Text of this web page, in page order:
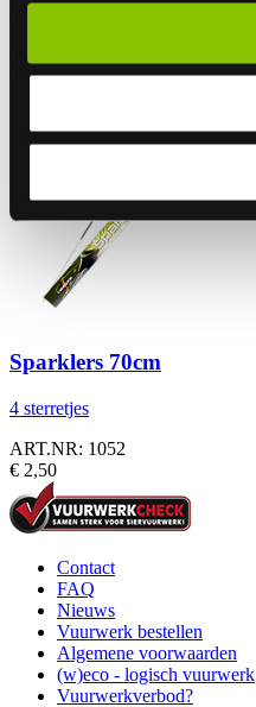
10 bomb bags
€ 1,99
Sparklers 70cm
4 sterretjes
ART.NR: 1052
€ 2,50
Contact
FAQ
Nieuws
Vuurwerk bestellen
Algemene voorwaarden
(w)eco - logisch vuurwerk
Vuurwerkverbod?